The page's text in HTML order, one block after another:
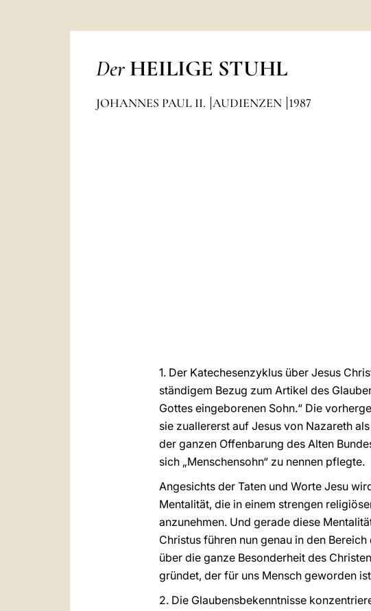
Der HEILIGE STUHL
JOHANNES PAUL II. AUDIENZEN 1987
1. Der Katechesenzyklus über Jesus
ständigem Bezug zum Artikel des
Gottes eingeborenen Sohn.“ Die
sie zuallererst auf Jesus von Nazareth
der ganzen Offenbarung des Alten
sich „Menschensohn“ zu nennen pflegte.
Angesichts der Taten und Worte Jesu
Mentalität, die in einem strengen
anzunehmen. Und gerade diese
Christus führen nun genau in den
über die ganze Besonderheit des
gründet, der für uns Mensch geworden
2. Die Glaubensbekenntnisse